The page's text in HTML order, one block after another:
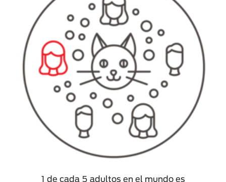
1 de cada 5 adultos en el mundo es